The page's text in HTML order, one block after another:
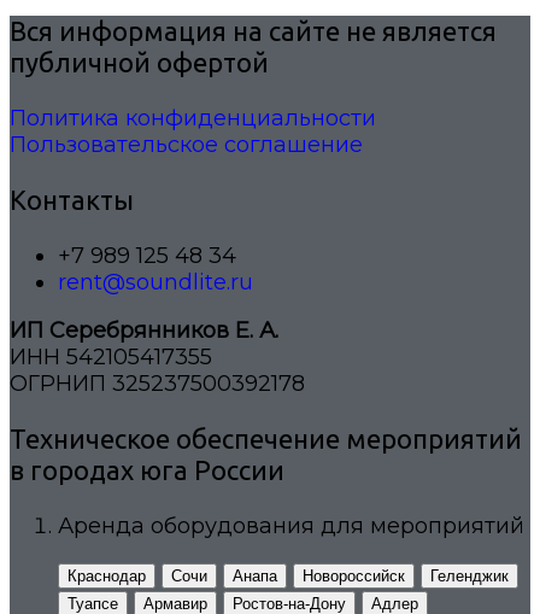
Вся информация на сайте не является
публичной офертой
Политика конфиденциальности
Пользовательское соглашение
Контакты
+7 989 125 48 34
rent@soundlite.ru
ИП Серебрянников Е. А.
ИНН 542105417355
ОГРНИП 325237500392178
Техническое обеспечение мероприятий
в городах юга России
Аренда оборудования для мероприятий
Краснодар Сочи Анапа Новороссийск
Геленджик
Туапсе
Армавир Ростов-на-Дону Адлер